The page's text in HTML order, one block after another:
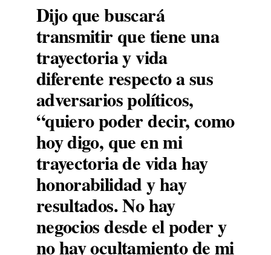
Dijo que buscará
transmitir que tiene una
trayectoria y vida
diferente respecto a sus
adversarios políticos,
“quiero poder decir, como
hoy digo, que en mi
trayectoria de vida hay
honorabilidad y hay
resultados. No hay
negocios desde el poder y
no hay ocultamiento de mi